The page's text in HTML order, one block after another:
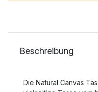
Beschreibung
Die Natural Canvas